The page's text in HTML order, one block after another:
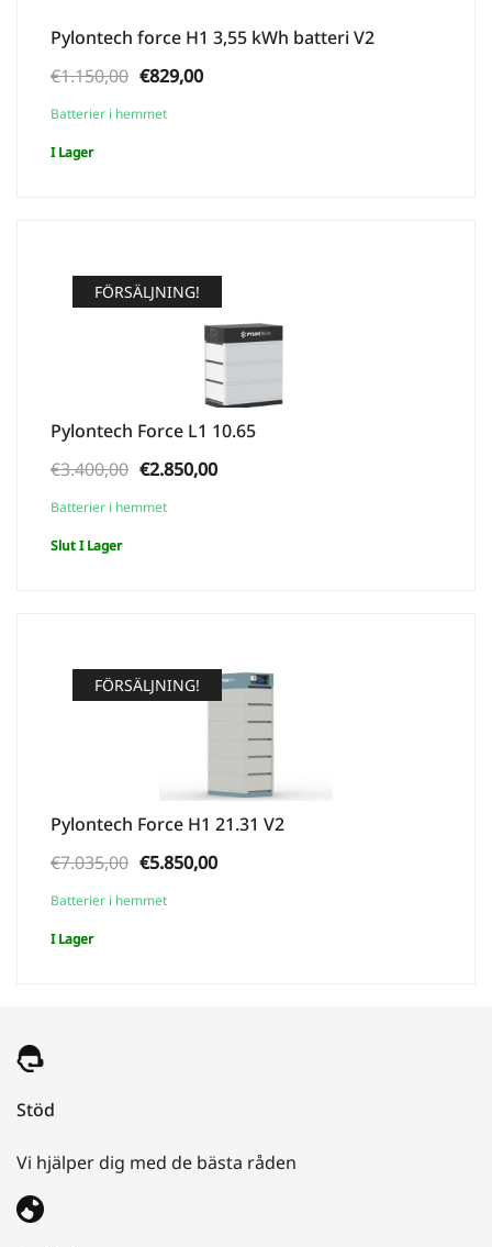
Pylontech force H1 3,55 kWh batteri V2
€1.150,00 Ursprungligt
€829,00Aktuellt
Batterier i hemmet
I Lager
FÖRSÄLJNING!
Pylontech Force L1 10.65
€3.400,00 Ursprungligt
€2.850,00Aktuellt
Batterier i hemmet
Slut I Lager
FÖRSÄLJNING!
Pylontech Force H1 21.31 V2
€7.035,00 Ursprungligt
€5.850,00Aktuellt
Batterier i hemmet
I Lager
Stöd
Vi hjälper dig med de bästa råden